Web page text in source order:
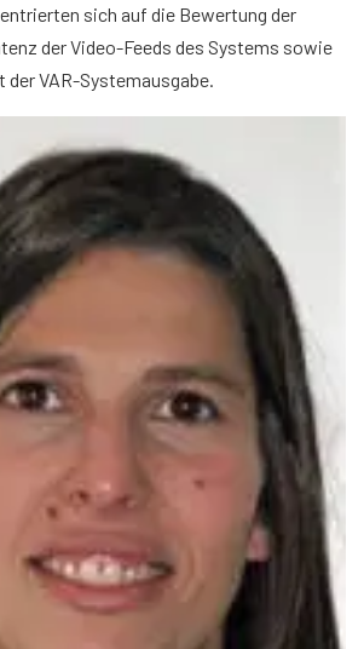
sich auf die Bewertung der
der Video-Feeds des Systems sowie
VAR-Systemausgabe.